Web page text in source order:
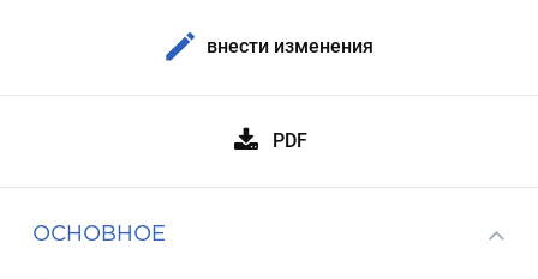
внести изменения
PDF
ОСНОВНОЕ